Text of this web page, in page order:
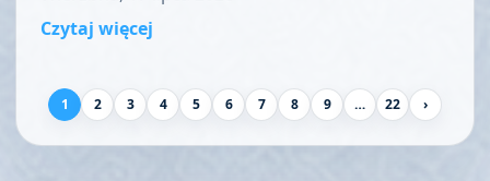
Czytaj więcej
1 2 3 4 5 6 7 8 9 … 22 ›